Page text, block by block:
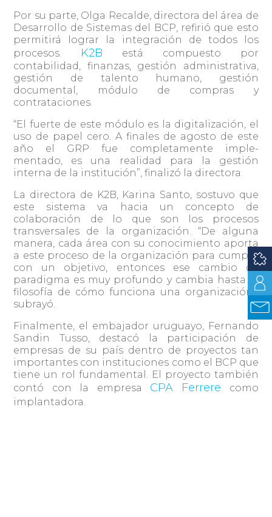
Por su parte, Olga Recalde, directora del área de
Desarrollo de Sistemas del BCP, refirió que esto
permitirá lograr la integración de todos los
procesos. K2B está compuesto por
contabilidad, finanzas, gestión administrativa,
gestión de talento humano, gestión
documental, módulo de compras y
contrataciones.
“El fuerte de este módulo es la digitalización, el
uso de papel cero. A finales de agosto de este
año el GRP fue completamente imple-
mentado, es una realidad para la gestión
interna de la institución”, finalizó la directora.
La directora de K2B, Karina Santo, sostuvo que
este sistema va hacia un concepto de
colaboración de lo que son los procesos
transversales de la organización. “De alguna
manera, cada área con su conocimiento aporta
a este proceso de la organización para cumplir
con un objetivo, entonces ese cambio de
paradigma es muy profundo y cambia hasta la
filosofía de cómo funciona una organización”,
subrayó.
Finalmente, el embajador uruguayo, Fernando
Sandin Tusso, destacó la participación de
empresas de su país dentro de proyectos tan
importantes con instituciones como el BCP que
tiene un rol fundamental. El proyecto también
contó con la empresa CPA Ferrere como
implantadora.